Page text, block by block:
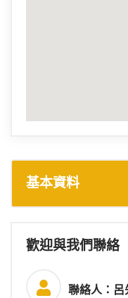
基本資料
歡迎與我們聯絡
聯絡人：呂